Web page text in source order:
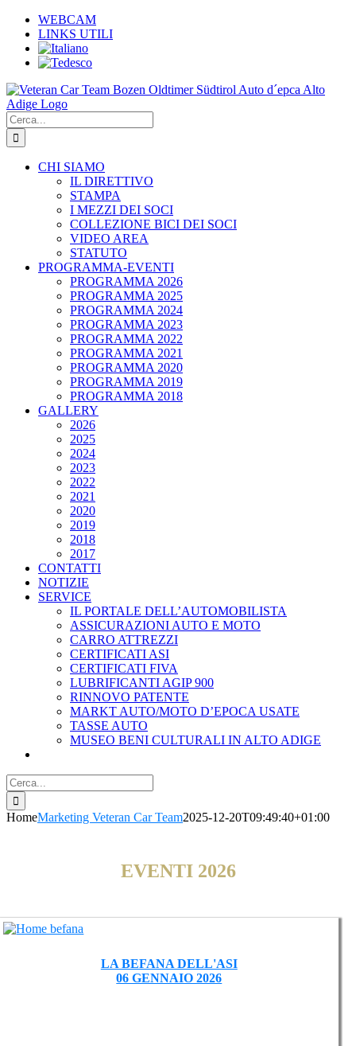
Salta
contenuto
WEBCAM
LINKS UTILI
Cerca
per:
CHI SIAMO
IL DIRETTIVO
STAMPA
I MEZZI DEI SOCI
COLLEZIONE BICI DEI SOCI
VIDEO AREA
STATUTO
PROGRAMMA-EVENTI
PROGRAMMA 2026
PROGRAMMA 2025
PROGRAMMA 2024
PROGRAMMA 2023
PROGRAMMA 2022
PROGRAMMA 2021
PROGRAMMA 2020
PROGRAMMA 2019
PROGRAMMA 2018
GALLERY
2026
2025
2024
2023
2022
2021
2020
2019
2018
2017
CONTATTI
NOTIZIE
SERVICE
IL PORTALE DELL’AUTOMOBILISTA
ASSICURAZIONI AUTO E MOTO
CARRO ATTREZZI
CERTIFICATI ASI
CERTIFICATI FIVA
LUBRIFICANTI AGIP 900
RINNOVO PATENTE
MARKT AUTO/MOTO D’EPOCA USATE
TASSE AUTO
MUSEO BENI CULTURALI IN ALTO ADIGE
Cerca
per:
HomeMarketing Veteran Car Team2025-12-20T09:49:40+01:00
EVENTI 2026
LA BEFANA DELL'ASI
06 GENNAIO 2026